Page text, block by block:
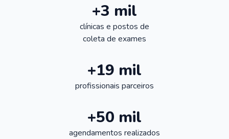
+3 mil
clínicas e postos de
coleta de exames
+19 mil
profissionais parceiros
+50 mil
agendamentos realizados